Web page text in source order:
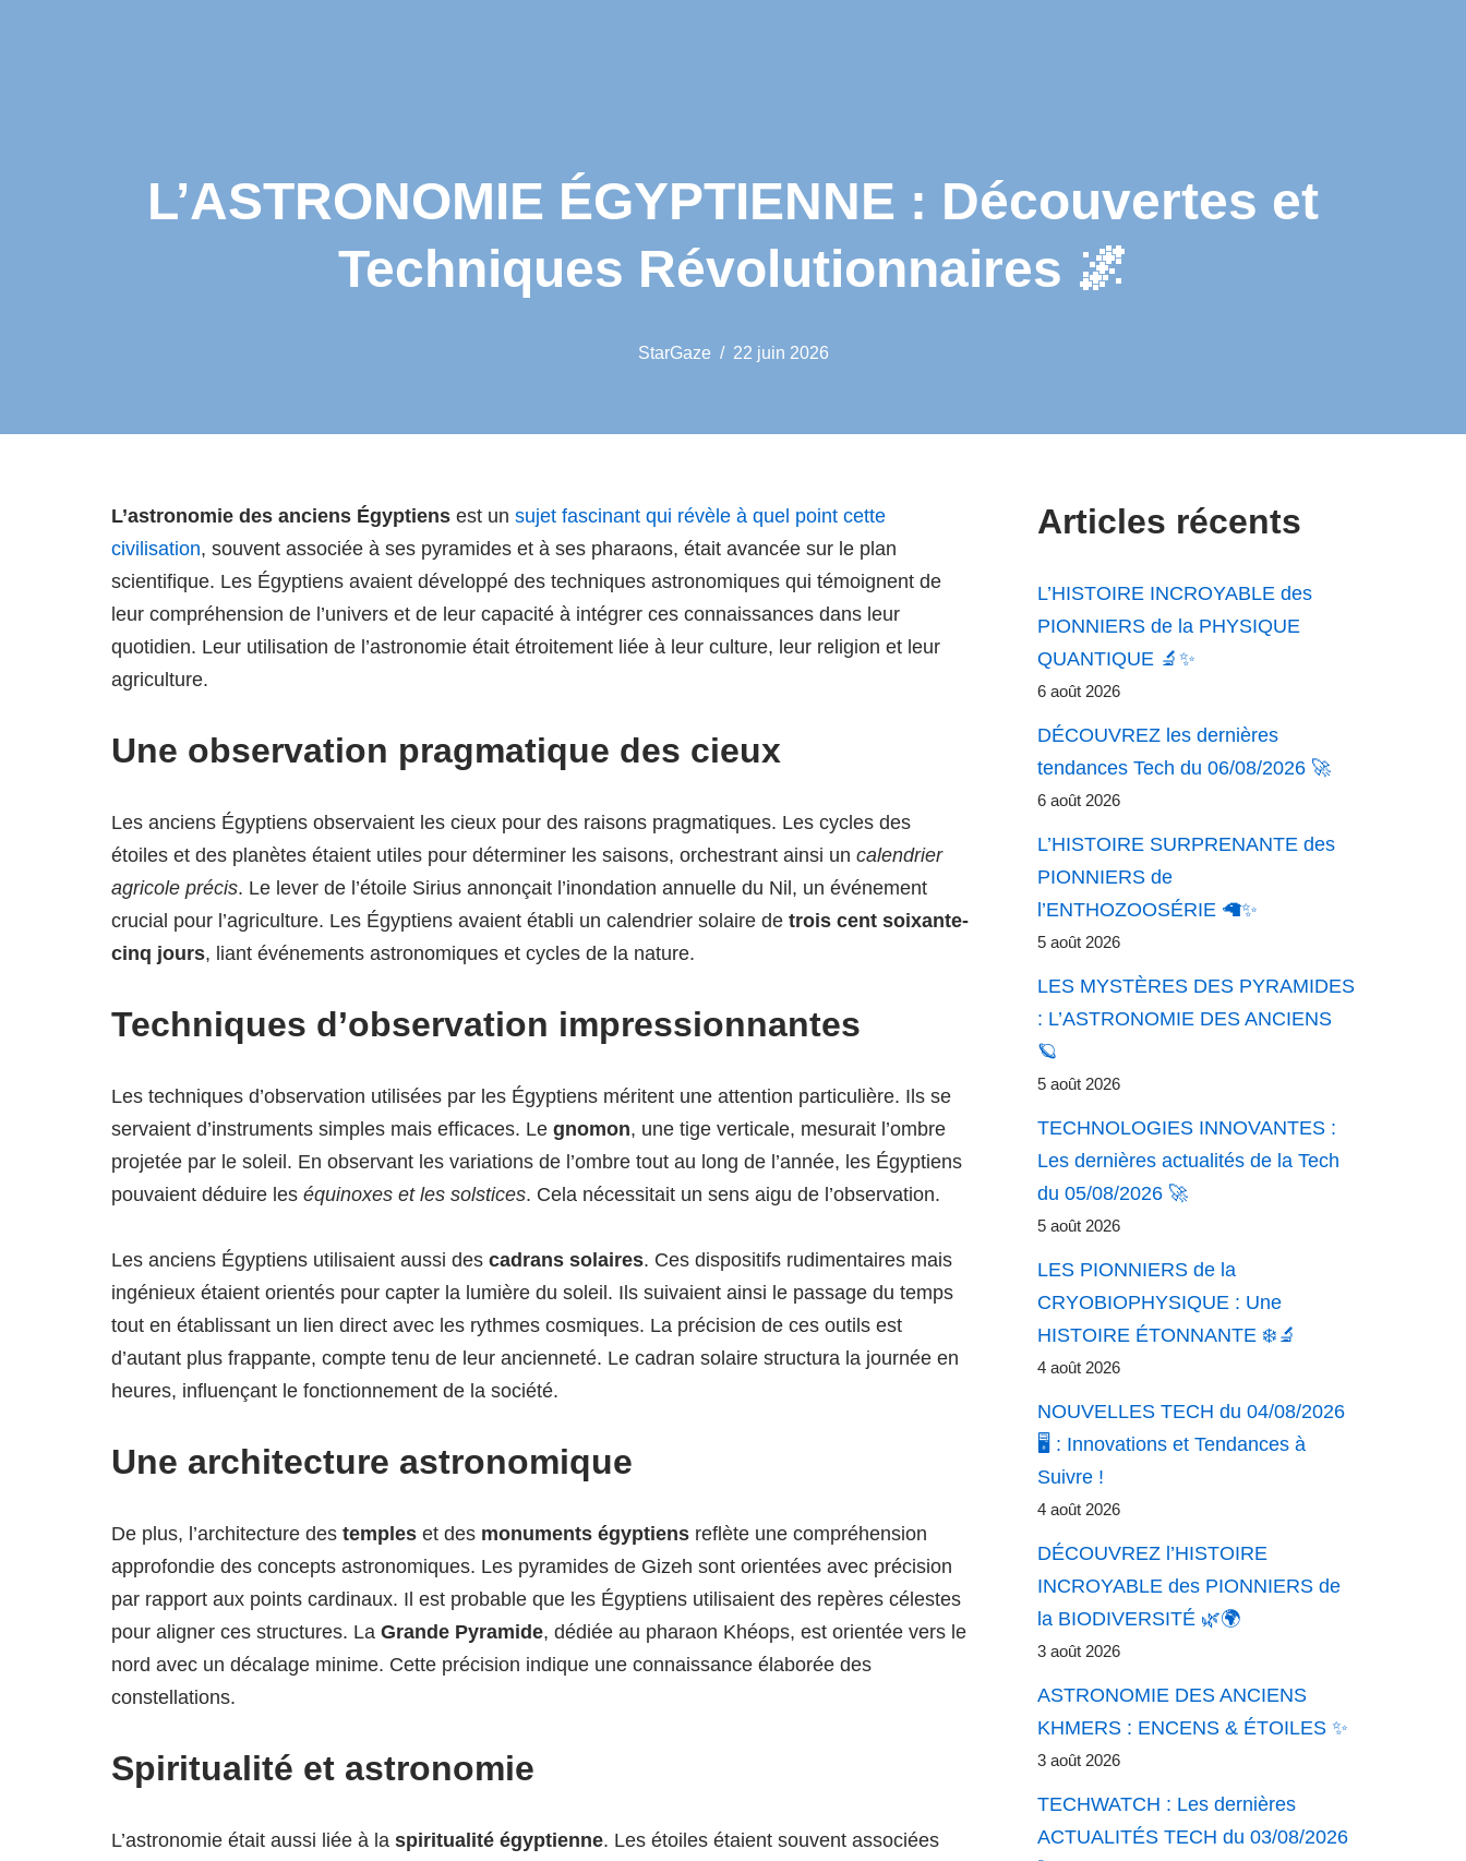
L’ASTRONOMIE ÉGYPTIENNE : Découvertes et
Techniques Révolutionnaires 🌌
StarGaze 22 juin 2026
L’astronomie des anciens Égyptiens est un sujet fascinant qui révèle à quel point cette
civilisation, souvent associée à ses pyramides et à ses pharaons, était avancée sur le plan
scientifique. Les Égyptiens avaient développé des techniques astronomiques qui témoignent de
leur compréhension de l’univers et de leur capacité à intégrer ces connaissances dans leur
quotidien. Leur utilisation de l’astronomie était étroitement liée à leur culture, leur religion et leur
agriculture.
Une observation pragmatique des cieux
Les anciens Égyptiens observaient les cieux pour des raisons pragmatiques. Les cycles des
étoiles et des planètes étaient utiles pour déterminer les saisons, orchestrant ainsi un calendrier
agricole précis. Le lever de l’étoile Sirius annonçait l’inondation annuelle du Nil, un événement
crucial pour l’agriculture. Les Égyptiens avaient établi un calendrier solaire de trois cent soixante-
cinq jours, liant événements astronomiques et cycles de la nature.
Techniques d’observation impressionnantes
Les techniques d’observation utilisées par les Égyptiens méritent une attention particulière. Ils se
servaient d’instruments simples mais efficaces. Le gnomon, une tige verticale, mesurait l’ombre
projetée par le soleil. En observant les variations de l’ombre tout au long de l’année, les Égyptiens
pouvaient déduire les équinoxes et les solstices. Cela nécessitait un sens aigu de l’observation.
Les anciens Égyptiens utilisaient aussi des cadrans solaires. Ces dispositifs rudimentaires mais
ingénieux étaient orientés pour capter la lumière du soleil. Ils suivaient ainsi le passage du temps
tout en établissant un lien direct avec les rythmes cosmiques. La précision de ces outils est
d’autant plus frappante, compte tenu de leur ancienneté. Le cadran solaire structura la journée en
heures, influençant le fonctionnement de la société.
Une architecture astronomique
De plus, l’architecture des temples et des monuments égyptiens reflète une compréhension
approfondie des concepts astronomiques. Les pyramides de Gizeh sont orientées avec précision
par rapport aux points cardinaux. Il est probable que les Égyptiens utilisaient des repères célestes
pour aligner ces structures. La Grande Pyramide, dédiée au pharaon Khéops, est orientée vers le
nord avec un décalage minime. Cette précision indique une connaissance élaborée des
constellations.
Spiritualité et astronomie
L’astronomie était aussi liée à la spiritualité égyptienne. Les étoiles étaient souvent associées
Articles récents
L’HISTOIRE INCROYABLE des
PIONNIERS de la PHYSIQUE
QUANTIQUE 🔬✨
6 août 2026
DÉCOUVREZ les dernières
tendances Tech du 06/08/2026 🚀
6 août 2026
L’HISTOIRE SURPRENANTE des
PIONNIERS de
l’ENTHOZOOSÉRIE 🦙✨
5 août 2026
LES MYSTÈRES DES PYRAMIDES
: L’ASTRONOMIE DES ANCIENS
🪐
5 août 2026
TECHNOLOGIES INNOVANTES :
Les dernières actualités de la Tech
du 05/08/2026 🚀
5 août 2026
LES PIONNIERS de la
CRYOBIOPHYSIQUE : Une
HISTOIRE ÉTONNANTE ❄️🔬
4 août 2026
NOUVELLES TECH du 04/08/2026
🖥️ : Innovations et Tendances à
Suivre !
4 août 2026
DÉCOUVREZ l’HISTOIRE
INCROYABLE des PIONNIERS de
la BIODIVERSITÉ 🌿🌍
3 août 2026
ASTRONOMIE DES ANCIENS
KHMERS : ENCENS & ÉTOILES ✨
3 août 2026
TECHWATCH : Les dernières
ACTUALITÉS TECH du 03/08/2026